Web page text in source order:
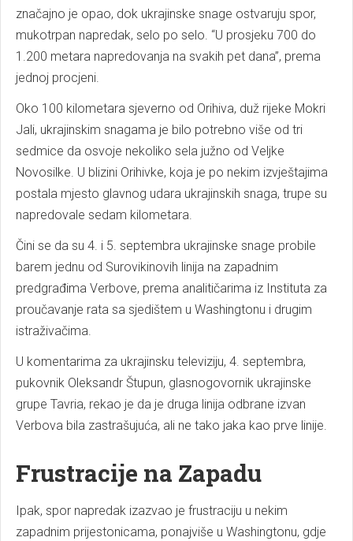
značajno je opao, dok ukrajinske snage ostvaruju spor,
mukotrpan napredak, selo po selo. “U prosjeku 700 do
1.200 metara napredovanja na svakih pet dana”, prema
jednoj procjeni.
Oko 100 kilometara sjeverno od Orihiva, duž rijeke Mokri
Jali, ukrajinskim snagama je bilo potrebno više od tri
sedmice da osvoje nekoliko sela južno od Veljke
Novosilke. U blizini Orihivke, koja je po nekim izvještajima
postala mjesto glavnog udara ukrajinskih snaga, trupe su
napredovale sedam kilometara.
Čini se da su 4. i 5. septembra ukrajinske snage probile
barem jednu od Surovikinovih linija na zapadnim
predgrađima Verbove, prema analitičarima iz Instituta za
proučavanje rata sa sjedištem u Washingtonu i drugim
istraživačima.
U komentarima za ukrajinsku televiziju, 4. septembra,
pukovnik Oleksandr Štupun, glasnogovornik ukrajinske
grupe Tavria, rekao je da je druga linija odbrane izvan
Verbova bila zastrašujuća, ali ne tako jaka kao prve linije.
Frustracije na Zapadu
Ipak, spor napredak izazvao je frustraciju u nekim
zapadnim prijestonicama, ponajviše u Washingtonu, gdje